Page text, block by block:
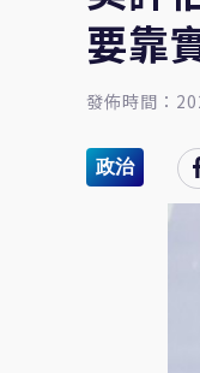
要靠
發佈時間：
政治